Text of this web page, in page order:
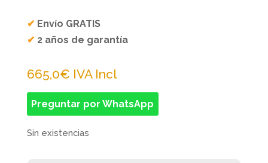
✔ Envío GRATIS
✔ 2 años de garantía
665,0€ IVA Incl
Preguntar por WhatsApp
Sin existencias